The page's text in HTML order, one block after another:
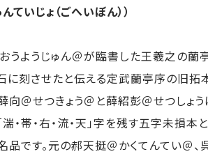
ていじょ（ごへいぼん））
うようじゅん＠が臨書した王羲之の蘭
に刻させたと伝える定武蘭亭序の旧拓
向＠せつきょう＠と薛紹彭＠せつしょ
湍・帯・右・流・天」字を残す五字未損
品です。元の郝天挺＠かくてんてい＠